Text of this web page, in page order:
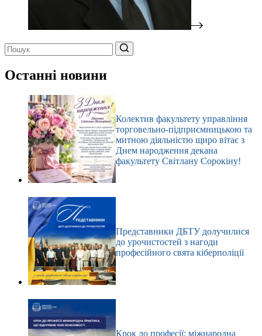
результатів
Останні новини
Колектив факультету управління
торговельно-підприємницькою та
митною діяльністю щиро вітає з
Днем народження декана
факультету Світлану Сорокіну!
Представники ДБТУ долучилися
до урочистостей з нагоди
професійного свята кіберполіції
Крок до професії: міжнародна